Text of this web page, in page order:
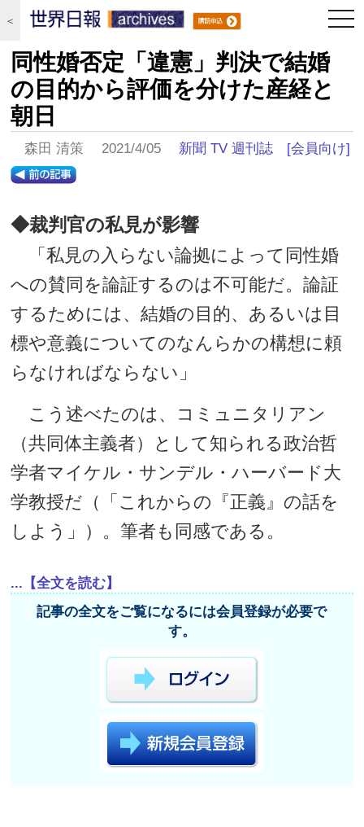
＜
同性婚否定「違憲」判決で結婚
の目的から評価を分けた産経と
朝日
森田 清策 2021/4/05 新聞 TV 週刊誌 [会員向け]
◆裁判官の私見が影響
「私見の入らない論拠によって同性婚
への賛同を論証するのは不可能だ。論証
するためには、結婚の目的、あるいは目
標や意義についてのなんらかの構想に頼
らなければならない」
こう述べたのは、コミュニタリアン
（共同体主義者）として知られる政治哲
学者マイケル・サンデル・ハーバード大
学教授だ（「これからの『正義』の話を
しよう」）。筆者も同感である。
...【全文を読む】
記事の全文をご覧になるには会員登録が必要で
す。